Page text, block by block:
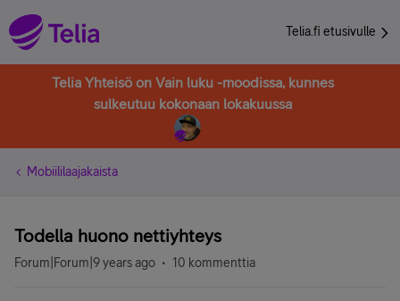
Telia.fi etusivulle
Telia Yhteisö on Vain luku -moodissa, kunnes
sulkeutuu kokonaan lokakuussa
Mobiililaajakaista
Todella huono nettiyhteys
Forum|Forum|9 years ago 10 kommenttia